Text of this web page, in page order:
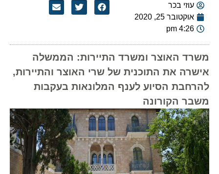
עוזי בכר
אוקטובר 25, 2020
4:26 pm
משרד האוצר ומשרד התיירות: הממשלה
אישרה את התוכנית של שרי האוצר והתיירות,
להרחבת הסיוע לענף המלונאות בעקבות
משבר הקורונה